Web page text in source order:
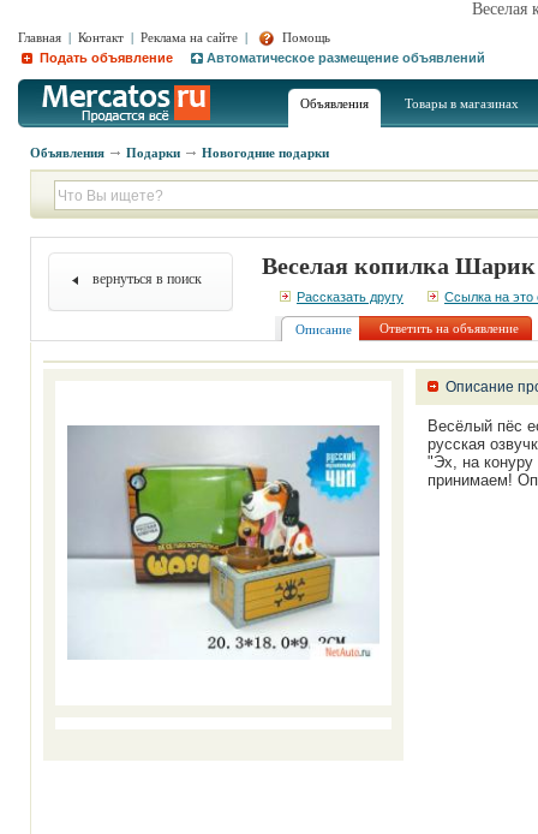
Веселая
Главная | Контакт | Реклама на сайте |
Помощь
Подать объявление
Автоматическое размещение объявлений
Объявления Товары в магазинах
Объявления Подарки Новогодние подарки
вернуться в поиск Веселая копилка Шарик
Рассказать другу Ссылка на это
Описание Ответить на объявление
Описание
Весёлый пёс
русская
"Эх, на конуру
принимаем!